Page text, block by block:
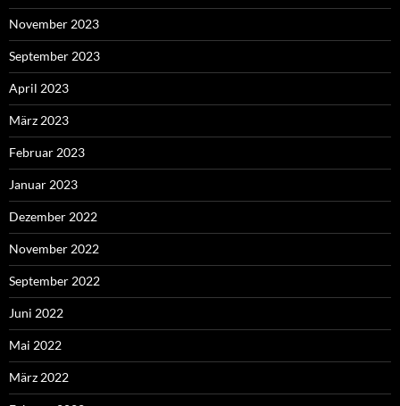
November 2023
September 2023
April 2023
März 2023
Februar 2023
Januar 2023
Dezember 2022
November 2022
September 2022
Juni 2022
Mai 2022
März 2022